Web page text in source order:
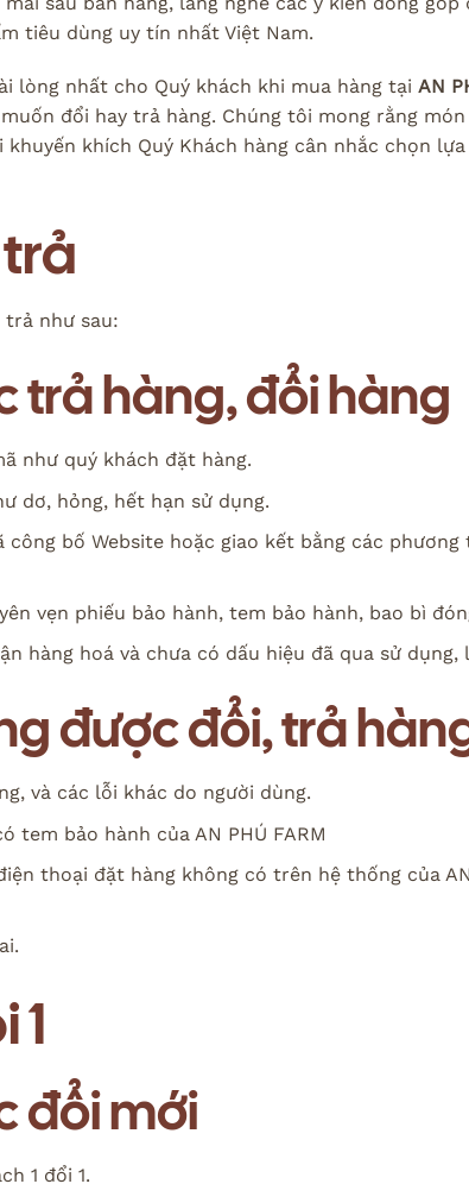
tiêu dùng uy tín nhất Việt Nam.
lòng nhất cho Quý khách khi mua hàng tại AN
đổi hay trả hàng. Chúng tôi mong rằng
khuyến khích Quý Khách hàng cân nhắc chọn
trả như sau:
trả hàng, đổi hàng
như quý khách đặt hàng.
dơ, hỏng, hết hạn sử dụng.
bố Website hoặc giao kết bằng các
vẹn phiếu bảo hành, tem bảo hành, bao bì
hàng hoá và chưa có dấu hiệu đã qua sử dụng,
được đổi, trả
và các lỗi khác do người dùng.
tem bảo hành của AN PHÚ FARM
thoại đặt hàng không có trên hệ thống của
1
đổi mới
1 đổi 1.